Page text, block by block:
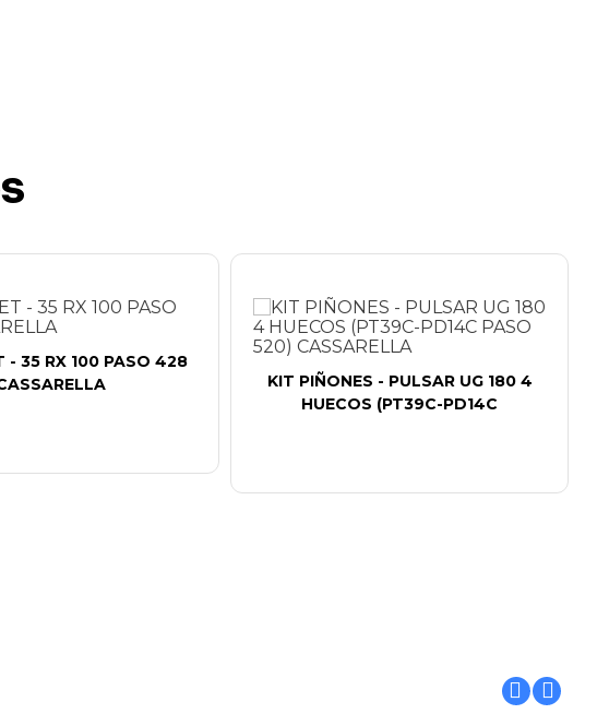
- 35 RX 100 PASO 428
KIT PIÑONES - PULSAR UG 180 4
HUECOS (PT39C-PD14C